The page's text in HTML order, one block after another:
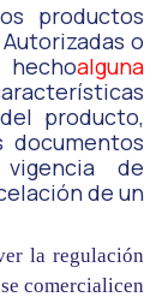
productos
o
alguna
producto,
de
de un
la regulación
comercialicen